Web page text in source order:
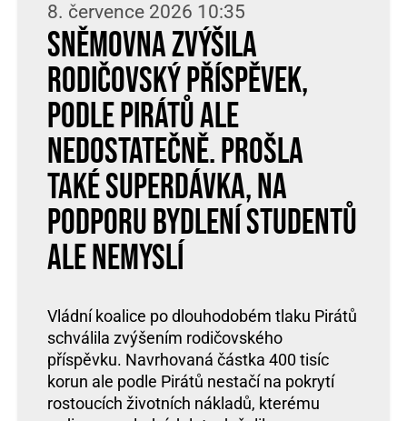
8. července 2026 10:35
Sněmovna zvýšila
rodičovský příspěvek,
podle Pirátů ale
nedostatečně. Prošla
také superdávka, na
podporu bydlení studentů
ale nemyslí
Vládní koalice po dlouhodobém tlaku Pirátů
schválila zvýšením rodičovského
příspěvku. Navrhovaná částka 400 tisíc
korun ale podle Pirátů nestačí na pokrytí
rostoucích životních nákladů, kterému